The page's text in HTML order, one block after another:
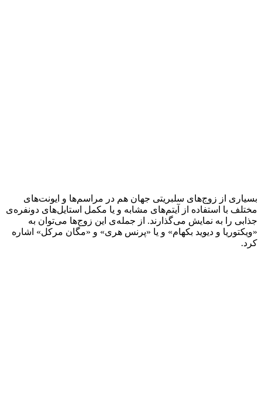
بسیاری از زوج‌های سلبریتی جهان هم در مراسم‌ها و ایونت‌های
مختلف با استفاده از آیتم‌های مشابه و یا مکمل استایل‌های دونفره‌ی
جذابی را به نمایش می‌گذارند. از جمله‌ی این زوج‌ها می‌توان به
«ویکتوریا و دیوید بکهام» و یا «پرنس هری» و «مگان مرکل» اشاره
کرد.